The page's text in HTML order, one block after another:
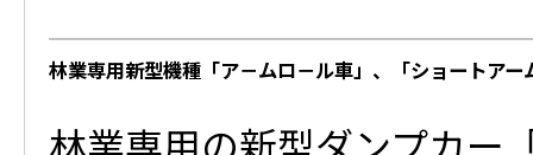
林業専用新型機種「ア－ムロ－ル車」、「ショートア